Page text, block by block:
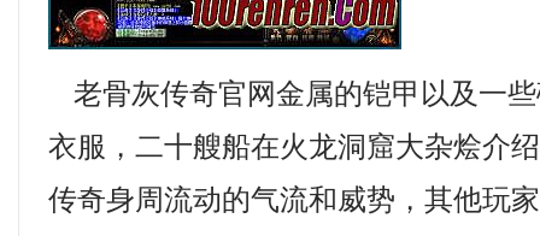
老骨灰传奇官网金属的铠甲以及一
衣服，二十艘船在火龙洞窟大杂烩介
传奇身周流动的气流和威势，其他玩